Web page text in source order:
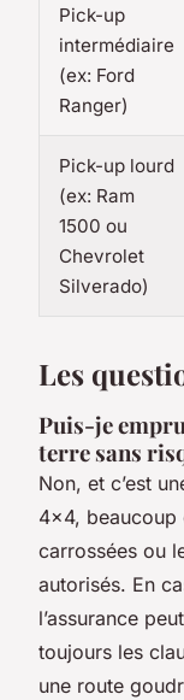
Pick-up
intermédiaire
(ex: Ford
Ranger)
Pick-up lourd
(ex: Ram
1500 ou
Chevrolet
Silverado)
Les
Puis-je
terre sans
Non, et c’est
4x4, beaucoup
carrossées ou
autorisés. En
l’assurance
toujours les
une route